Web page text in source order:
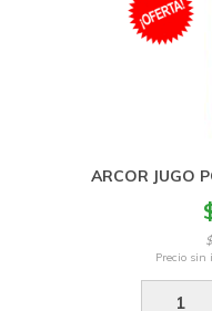
ARCOR JUGO
Precio sin